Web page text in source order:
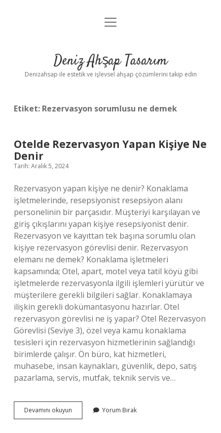
Anasayfa
Yasal Uyarı
menüyü
Deniz Ahşap Tasarım
Denizahsap ile estetik ve işlevsel ahşap çözümlerini takip edin
Etiket: Rezervasyon sorumlusu ne demek
Otelde Rezervasyon Yapan Kişiye Ne
Denir
Tarih: Aralık 5, 2024
Rezervasyon yapan kişiye ne denir? Konaklama
işletmelerinde, resepsiyonist resepsiyon alanı
personelinin bir parçasıdır. Müşteriyi karşılayan ve
giriş çıkışlarını yapan kişiye resepsiyonist denir.
Rezervasyon ve kayıttan tek başına sorumlu olan
kişiye rezervasyon görevlisi denir. Rezervasyon
elemanı ne demek? Konaklama işletmeleri
kapsamında; Otel, apart, motel veya tatil köyü gibi
işletmelerde rezervasyonla ilgili işlemleri yürütür ve
müşterilere gerekli bilgileri sağlar. Konaklamaya
ilişkin gerekli dokümantasyonu hazırlar. Otel
rezervasyon görevlisi ne iş yapar? Otel Rezervasyon
Görevlisi (Seviye 3), özel veya kamu konaklama
tesisleri için rezervasyon hizmetlerinin sağlandığı
birimlerde çalışır. Ön büro, kat hizmetleri,
muhasebe, insan kaynakları, güvenlik, depo, satış
pazarlama, servis, mutfak, teknik servis ve…
Devamını okuyun
Rezervasyon
Yorum Bırak